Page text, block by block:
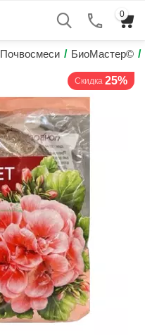
0
Почвосмеси / БиоМастер© /
Скидка 25%